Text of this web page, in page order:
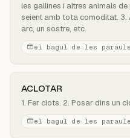
les gallines i altres animals
seient amb tota comoditat. 3.
arc, un sostre, etc.
el bagul de les
ACLOTAR
1. Fer clots. 2. Posar dins un
el bagul de les